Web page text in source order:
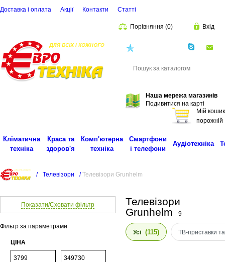
Доставка і оплата Акції Контакти Статті
Порівняння (0) Вхід
Наша мережа магазинів
Подивитися на карті
Мій кошик
порожній
Кліматична
техніка
Краса та
здоров'я
Комп'ютерна
техніка
Смартфони
і телефони
Аудіотехніка
/ Телевізори / Телевізори Grunhelm
Показати/Сховати фільтр
Фільтр за параметрами
ЦІНА
Телевізори
Grunhelm
9
Усі (115) ТВ-приставки